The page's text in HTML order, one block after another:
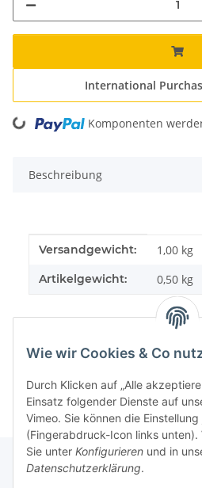
Wie wir Cookies & Co
Durch Klicken auf „Alle
Einsatz folgender Dienste auf
Vimeo. Sie können die
(Fingerabdruck-Icon links unten).
Sie unter Konfigurieren und in
Datenschutzerklärung.
International
Loading... Komponenten
Beschreibung
Produkteigenschaft
Wert
Versandgewicht: 1,00 kg
Artikelgewicht: 0,50 kg